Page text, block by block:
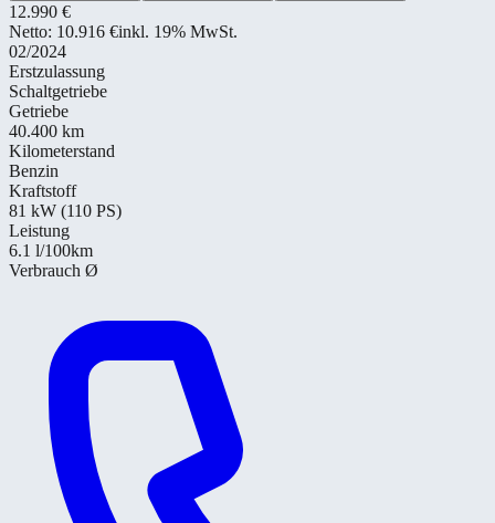
12.990 €
Netto: 10.916 €inkl. 19% MwSt.
02/2024
Erstzulassung
Schaltgetriebe
Getriebe
40.400 km
Kilometerstand
Benzin
Kraftstoff
81 kW (110 PS)
Leistung
6.1 l/100km
Verbrauch Ø